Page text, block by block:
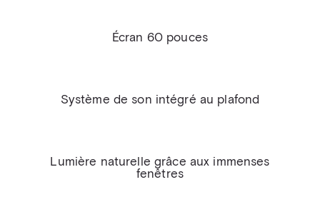
Écran 60 pouces
Système de son intégré au plafond
Lumière naturelle grâce aux immenses
fenêtres